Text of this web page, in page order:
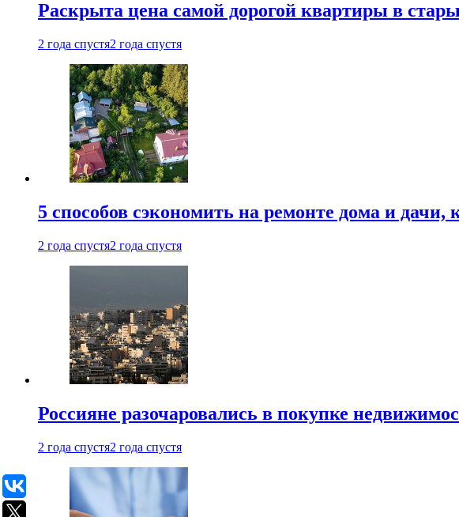
Раскрыта цена самой дорогой квартиры в
2 года спустя2 года спустя
5 способов сэкономить на ремонте дома и
2 года спустя2 года спустя
Россияне разочаровались в покупке
2 года спустя2 года спустя